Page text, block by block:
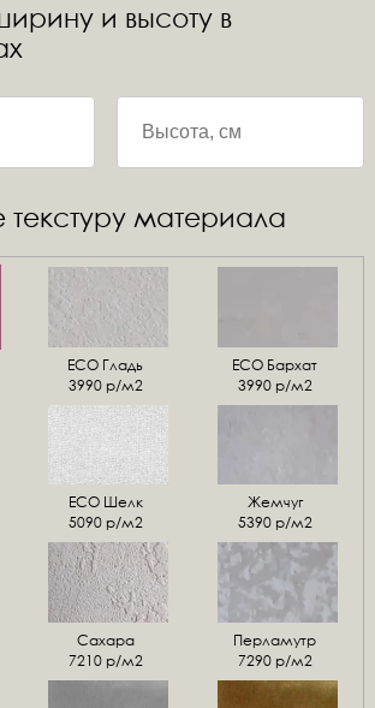
и высоту в
текстуру материала
ЕСО Гладь
3990 р/м2
ECO Бархат
3990 р/м2
ЕСО Шелк
5090 р/м2
Жемчуг
5390 р/м2
Сахара
7210 р/м2
Перламутр
7290 р/м2